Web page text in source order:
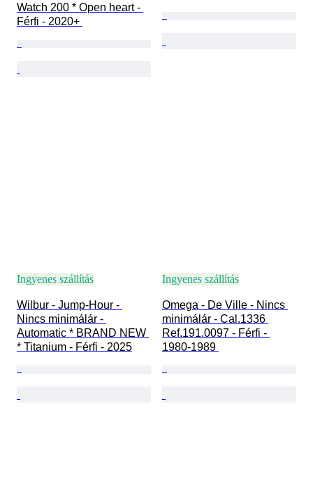
Watch 200 * Open heart -
Férfi - 2020+
Ingyenes szállítás
Wilbur - Jump-Hour -
Nincs minimálár -
Automatic * BRAND NEW
* Titanium - Férfi - 2025
Ingyenes szállítás
Omega - De Ville - Nincs
minimálár - Cal.1336
Ref.191.0097 - Férfi -
1980-1989